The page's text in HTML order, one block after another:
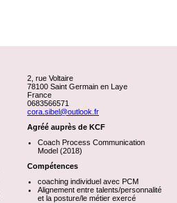
2, rue Voltaire
78100 Saint Germain en Laye
France
0683566571
cora.sibel@outlook.fr
Agréé auprès de KCF
Coach Process Communication
Model (2018)
Compétences
coaching individuel avec PCM
Alignement entre talents/personnalité
et la posture/le métier exercé